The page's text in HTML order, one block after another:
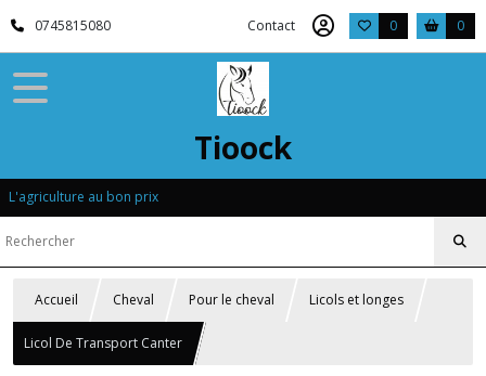
0745815080 Contact 0 0
Tioock
L'agriculture au bon prix
Accueil Cheval Pour le cheval Licols et longes
Licol De Transport Canter